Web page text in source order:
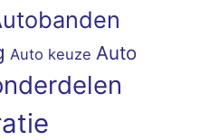
Auto keuze Auto